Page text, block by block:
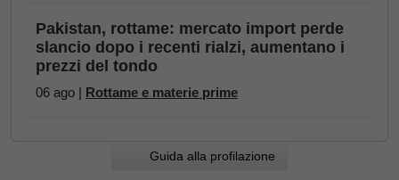
Pakistan, rottame: mercato import perde
slancio dopo i recenti rialzi, aumentano i
prezzi del tondo
06 ago | Rottame e materie prime
Guida alla profilazione